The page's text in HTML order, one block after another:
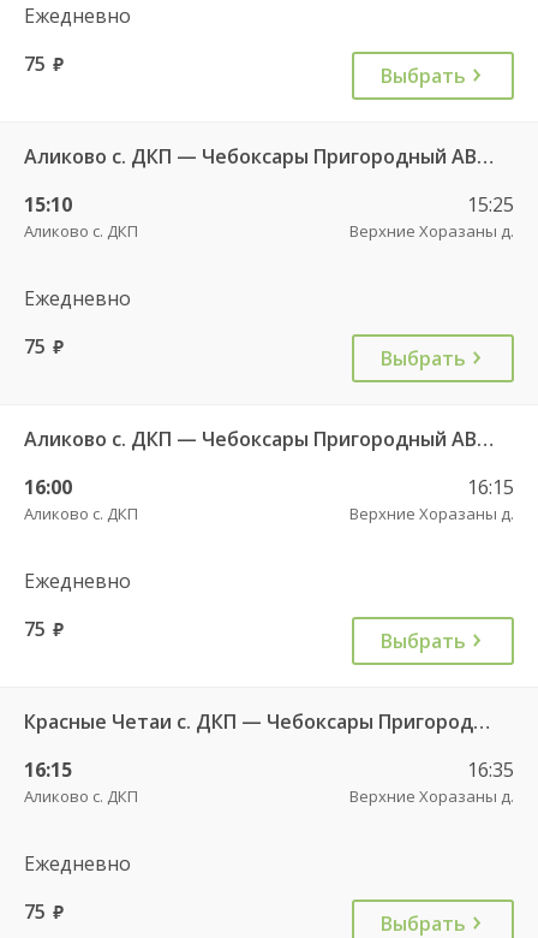
Ежедневно
75 руб. Выбрать
Аликово с. ДКП — Чебоксары Пригородный АВ 520
15:10
Аликово с. ДКП
15:25
Верхние Хоразаны д.
Ежедневно
75 руб. Выбрать
Аликово с. ДКП — Чебоксары Пригородный АВ 520
16:00
Аликово с. ДКП
16:15
Верхние Хоразаны д.
Ежедневно
75 руб. Выбрать
Красные Четаи с. ДКП — Чебоксары Пригородный АВ ч/з Аликово с. ДКП 753
16:15
Аликово с. ДКП
16:35
Верхние Хоразаны д.
Ежедневно
75 руб. Выбрать